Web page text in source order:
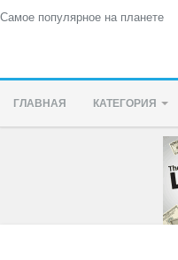
Самое популярное на планете
ГЛАВНАЯ КАТЕГОРИЯ